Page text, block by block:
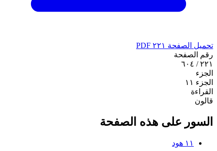
تحميل الصفحة ٢٢١ PDF
رقم الصفحة
٢٢١ / ٦٠٤
الجزء
الجزء ١١
القراءة
قالون
السور على هذه الصفحة
١١ هود